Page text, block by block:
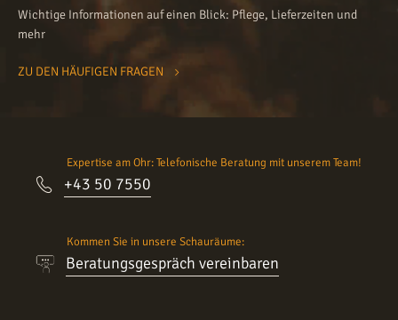
Wichtige Informationen auf einen Blick: Pflege, Lieferzeiten und
mehr
ZU DEN HÄUFIGEN FRAGEN
Expertise am Ohr: Telefonische Beratung mit unserem Team!
+43 50 7550
Kommen Sie in unsere Schauräume:
Beratungsgespräch vereinbaren